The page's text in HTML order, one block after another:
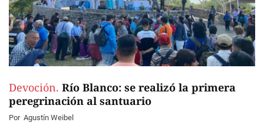
Devoción. Río Blanco: se realizó la primera
peregrinación al santuario
Por Agustín Weibel